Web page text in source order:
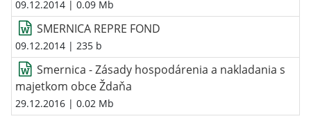
09.12.2014 | 0.09 Mb
SMERNICA REPRE FOND
09.12.2014 | 235 b
Smernica - Zásady hospodárenia a nakladania s
majetkom obce Ždaňa
29.12.2016 | 0.02 Mb